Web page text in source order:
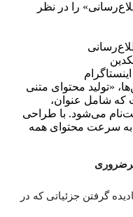
را در نظر
«تولید محتوای متنی
که شامل عنوان،
می‌شود. با طراحی
به سرعت محتوای همه
گرفتن جزئیاتی که در